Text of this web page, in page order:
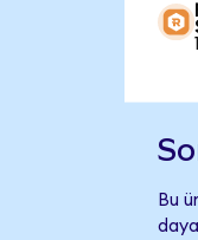
Bu